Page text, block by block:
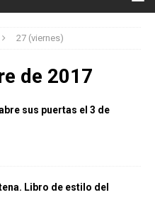
27 (viernes)
de 2017
sus puertas el 3 de
Libro de estilo del